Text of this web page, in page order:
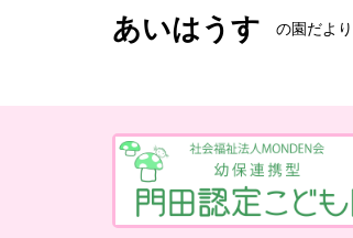
あいはうす の園だよ